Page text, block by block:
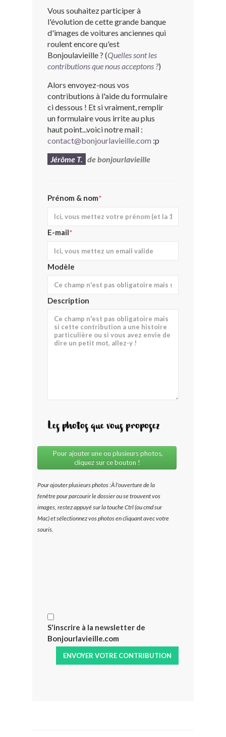
LES CONTRIBUTEURS
LE BLOG
BONJOURLAVIEILLE ?
MODÈLES ET MARQUES
COMMENT FONCTIONNE BLV ?
Vous souhaitez participer à
l'évolution de cette grande banque
d'images de voitures anciennes qui
roulent encore qu'est
Bonjoulavieille ? (Quelles sont les
contributions que nous acceptons ?)
Alors envoyez-nous vos
contributions à l'aide du formulaire
ci dessous ! Et si vraiment, remplir
un formulaire vous irrite au plus
haut point...voici notre mail :
contact@bonjourlavieille.com :p
Jérôme T. de bonjourlavieille
Prénom & nom*
E-mail*
Modèle
Description
Les photos que vous proposez
Pour ajouter une ou plusieurs photos,
cliquez sur ce bouton !
Pour ajouter plusieurs photos :À l'ouverture de la
fenêtre pour parcourir le dossier ou se trouvent vos
images, restez appuyé sur la toucheCtrl(oucmdsur
Mac) et sélectionnez vos photos en cliquant avec votre
souris.
S'inscrire à la newsletter de
Bonjourlavieille.com
ENVOYER VOTRE CONTRIBUTION